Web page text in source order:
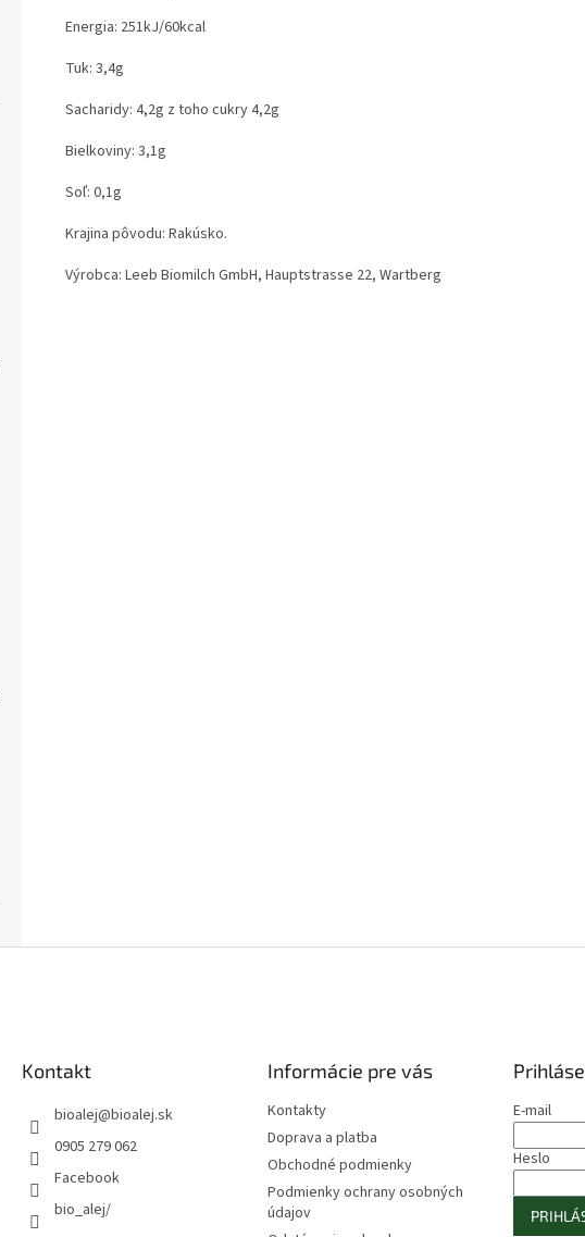
Energia: 251kJ/60kcal
Tuk: 3,4g
Sacharidy: 4,2g z toho cukry 4,2g
Bielkoviny: 3,1g
Soľ: 0,1g
Krajina pôvodu: Rakúsko.
Výrobca: Leeb Biomilch GmbH, Hauptstrasse 22, Wartberg
Kontakt
bioalej@bioalej.sk
0905 279 062
Facebook
bio_alej/
Informácie pre vás
Kontakty
Doprava a platba
Obchodné podmienky
Podmienky ochrany osobných
údajov
E-mail
Heslo